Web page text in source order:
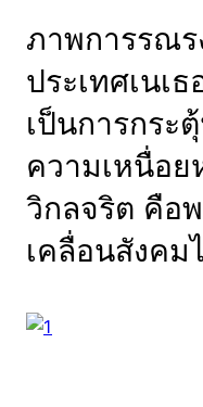
ภาพการรณร
ประเทศเนเ
เป็นการกระ
ความเหนื่อ
วิกลจริต คือ
เคลื่อนสังคม